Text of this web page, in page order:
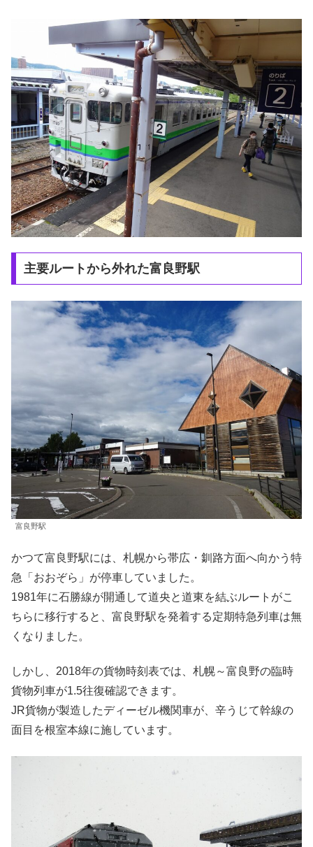
主要ルートから外れた富良野駅
富良野駅
かつて富良野駅には、札幌から帯広・釧路方面へ向かう特
急「おおぞら」が停車していました。
1981年に石勝線が開通して道央と道東を結ぶルートがこ
ちらに移行すると、富良野駅を発着する定期特急列車は無
くなりました。
しかし、2018年の貨物時刻表では、札幌～富良野の臨時
貨物列車が1.5往復確認できます。
JR貨物が製造したディーゼル機関車が、辛うじて幹線の
面目を根室本線に施しています。